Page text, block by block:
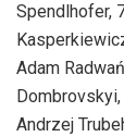
Spendlhofer,
Adam
Andrzej